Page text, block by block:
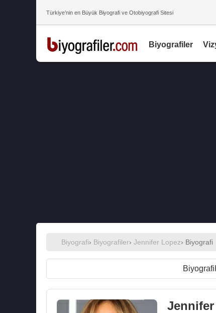
Türkiye’nin en Büyük Biyografi ve Otobiyografi Sitesi
Biyografiler
Biyografi› Biyografiler› Jennifer Lopez› Biyografi
Biyografi